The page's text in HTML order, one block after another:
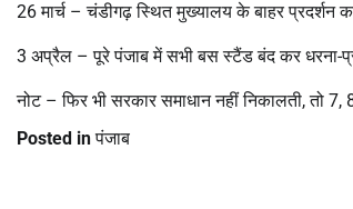
26 मार्च – चंडीगढ़ स्थित मुख्यालय के बाहर प्रदर्शन
3 अप्रैल – पूरे पंजाब में सभी बस स्टैंड बंद कर धरना-
नोट – फिर भी सरकार समाधान नहीं निकालती, तो
Posted inपंजाब